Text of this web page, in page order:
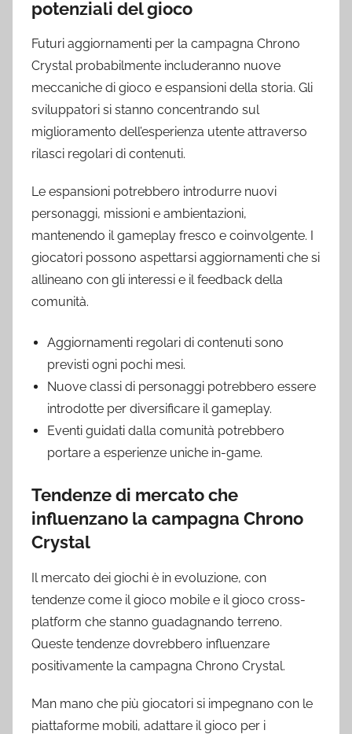
potenziali del gioco
Futuri aggiornamenti per la campagna Chrono
Crystal probabilmente includeranno nuove
meccaniche di gioco e espansioni della storia. Gli
sviluppatori si stanno concentrando sul
miglioramento dell’esperienza utente attraverso
rilasci regolari di contenuti.
Le espansioni potrebbero introdurre nuovi
personaggi, missioni e ambientazioni,
mantenendo il gameplay fresco e coinvolgente. I
giocatori possono aspettarsi aggiornamenti che si
allineano con gli interessi e il feedback della
comunità.
Aggiornamenti regolari di contenuti sono
previsti ogni pochi mesi.
Nuove classi di personaggi potrebbero essere
introdotte per diversificare il gameplay.
Eventi guidati dalla comunità potrebbero
portare a esperienze uniche in-game.
Tendenze di mercato che
influenzano la campagna Chrono
Crystal
Il mercato dei giochi è in evoluzione, con
tendenze come il gioco mobile e il gioco cross-
platform che stanno guadagnando terreno.
Queste tendenze dovrebbero influenzare
positivamente la campagna Chrono Crystal.
Man mano che più giocatori si impegnano con le
piattaforme mobili, adattare il gioco per i